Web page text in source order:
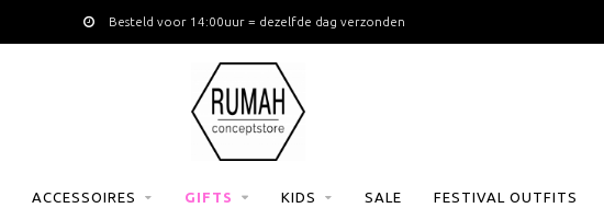
Besteld voor 14:00uur = dezelfde dag verzonden
ACCESSOIRES GIFTS KIDS SALE FESTIVAL OUTFITS